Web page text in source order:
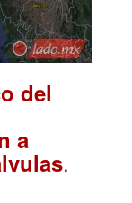
del
a
.